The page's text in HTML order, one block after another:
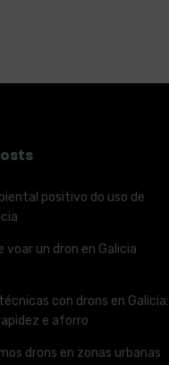
positivo do uso de
voar un dron en Galicia
con drons en Galicia:
e aforro
drons en zonas urbanas